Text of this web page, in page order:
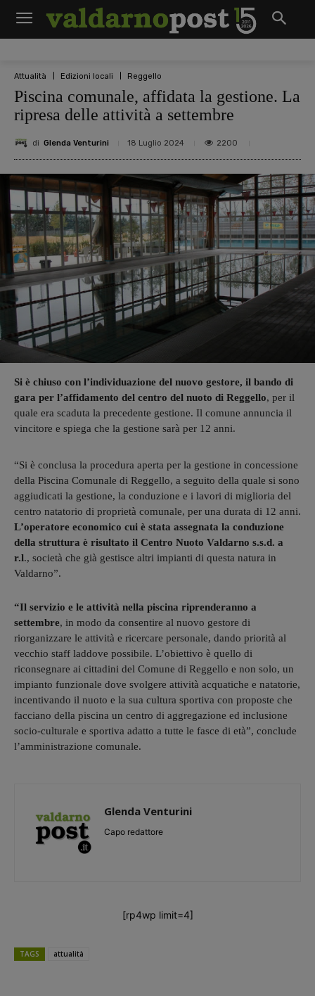
Attualità Edizioni locali Reggello
Piscina comunale, affidata la gestione. La
ripresa delle attività a settembre
di Glenda Venturini 18 Luglio 2024 2200
Si è chiuso con l’individuazione del nuovo gestore, il bando di
gara per l’affidamento del centro del nuoto di Reggello, per il
quale era scaduta la precedente gestione. Il comune annuncia il
vincitore e spiega che la gestione sarà per 12 anni.
“Si è conclusa la procedura aperta per la gestione in concessione
della Piscina Comunale di Reggello, a seguito della quale si sono
aggiudicati la gestione, la conduzione e i lavori di miglioria del
centro natatorio di proprietà comunale, per una durata di 12 anni.
L’operatore economico cui è stata assegnata la conduzione
della struttura è risultato il Centro Nuoto Valdarno s.s.d. a
r.l., società che già gestisce altri impianti di questa natura in
Valdarno”.
“Il servizio e le attività nella piscina riprenderanno a
settembre, in modo da consentire al nuovo gestore di
riorganizzare le attività e ricercare personale, dando priorità al
vecchio staff laddove possibile. L’obiettivo è quello di
riconsegnare ai cittadini del Comune di Reggello e non solo, un
impianto funzionale dove svolgere attività acquatiche e natatorie,
incentivando il nuoto e la sua cultura sportiva con proposte che
facciano della piscina un centro di aggregazione ed inclusione
socio-culturale e sportiva adatto a tutte le fasce di età”, conclude
l’amministrazione comunale.
Glenda Venturini
Capo redattore
[rp4wp limit=4]
TAGS attualità